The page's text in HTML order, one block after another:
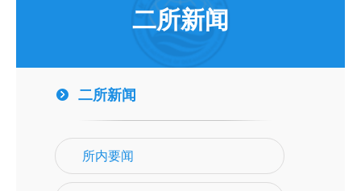
二所新闻
二所新闻
所内要闻